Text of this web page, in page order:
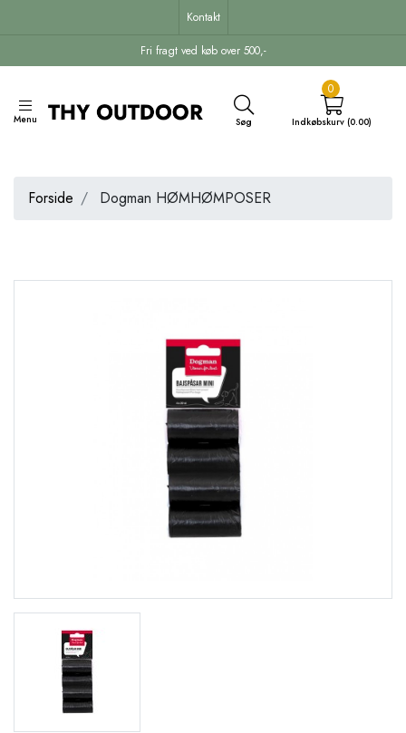
Fri fragt ved køb over 500,-
Kontakt
Menu Søg
0
Indkøbskurv (0.00)
Forside Dogman HØMHØMPOSER